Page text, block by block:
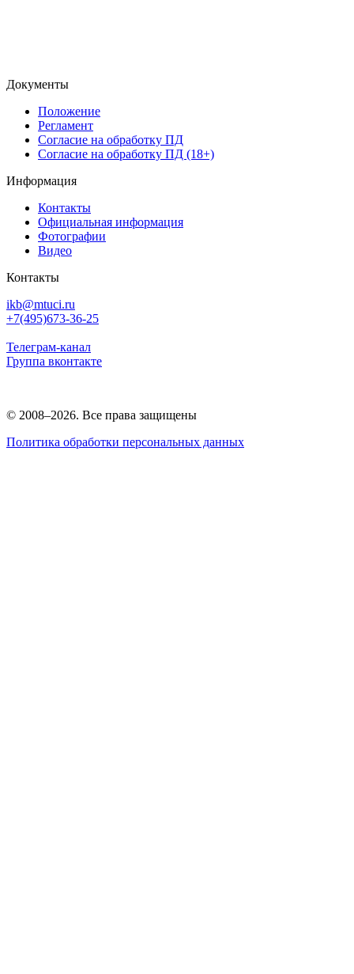
Документы
Положение
Регламент
Согласие на обработку ПД
Согласие на обработку ПД (18+)
Информация
Контакты
Официальная информация
Фотографии
Видео
Контакты
ikb@mtuci.ru
+7(495)673-36-25
Телеграм-канал
Группа вконтакте
© 2008–2026. Все права защищены
Политика обработки персональных данных